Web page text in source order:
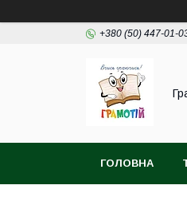
+380 (50) 447-01-
ГОЛОВНА